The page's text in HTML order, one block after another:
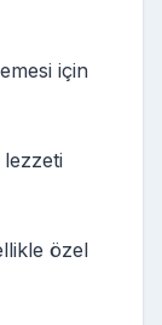
için
özel